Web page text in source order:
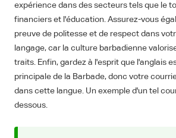
expérience dans des secteurs tels que le
financiers et l'éducation. Assurez-vous
preuve de politesse et de respect dans
langage, car la culture barbadienne
traits. Enfin, gardez à l'esprit que l'anglais
principale de la Barbade, donc votre
dans cette langue. Un exemple d'un tel
dessous.